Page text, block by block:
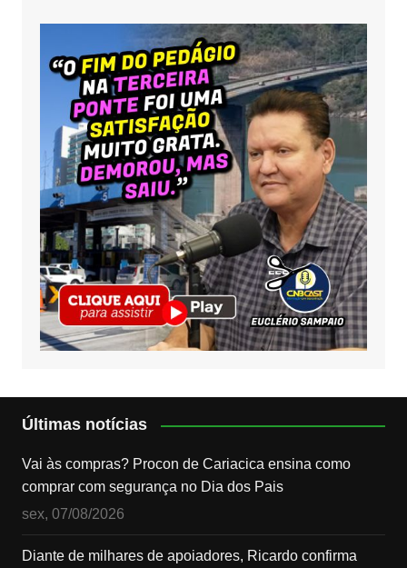
Últimas notícias
Vai às compras? Procon de Cariacica ensina como
comprar com segurança no Dia dos Pais
sex, 07/08/2026
Diante de milhares de apoiadores, Ricardo confirma